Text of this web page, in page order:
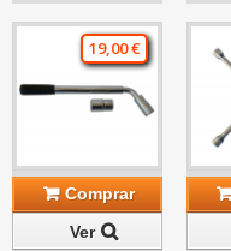
19,00 €
Comprar
Ver